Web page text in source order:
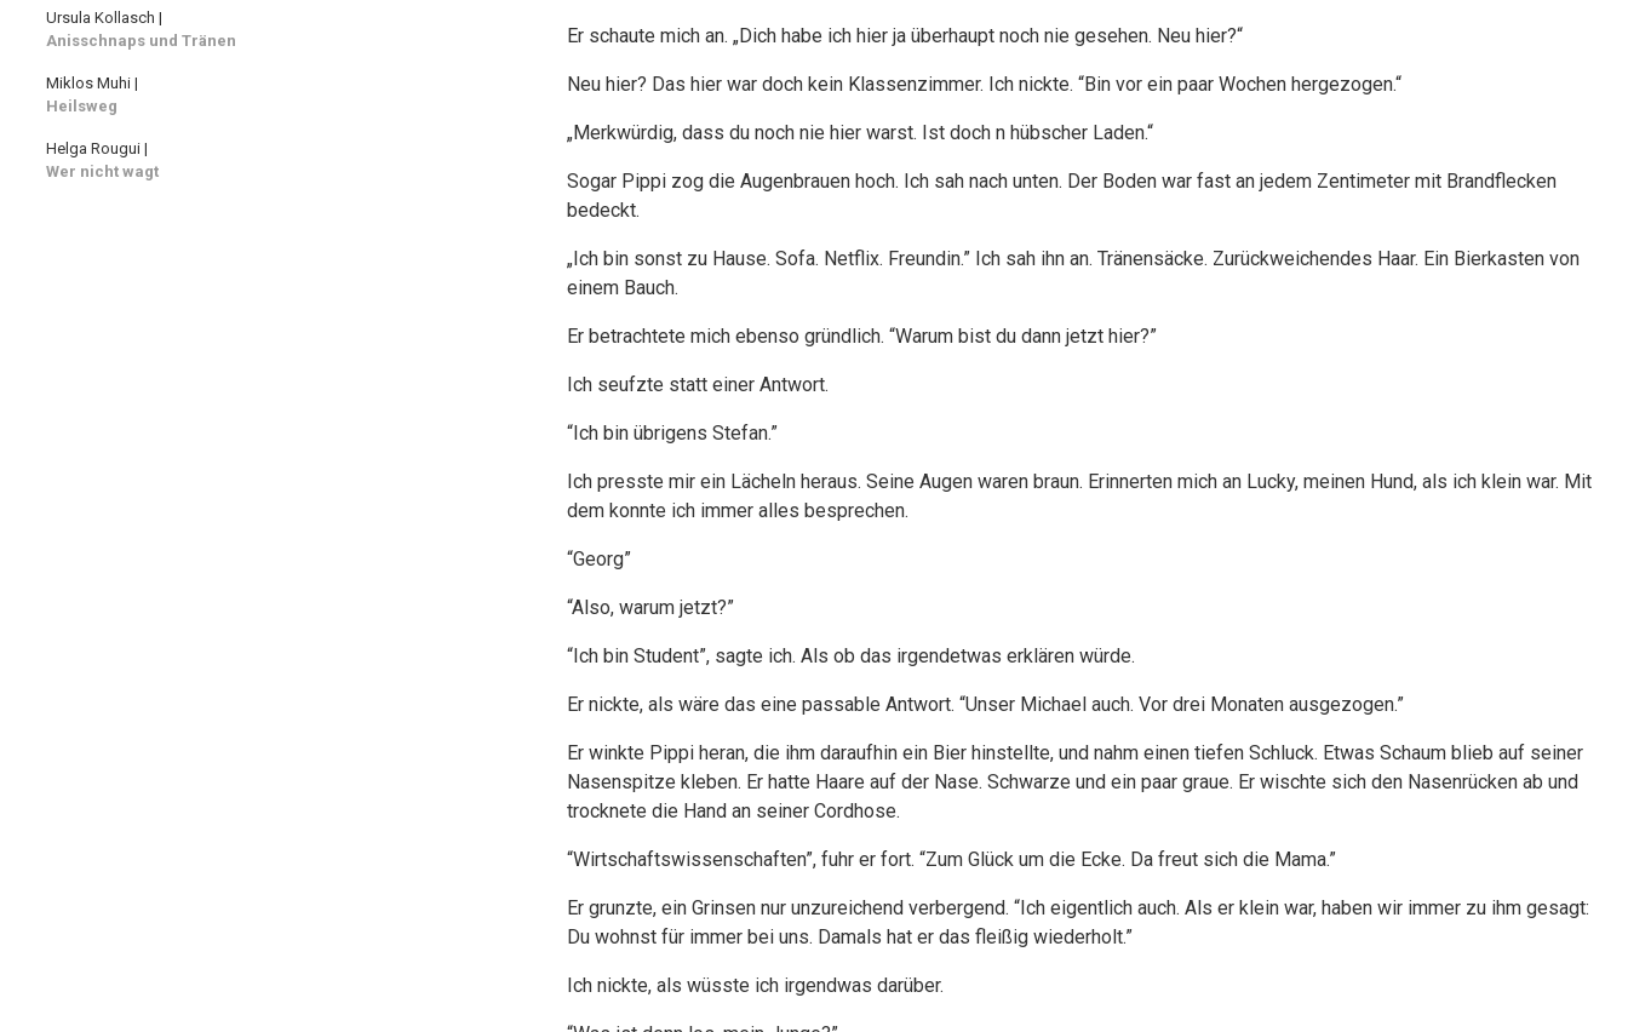
Er schaute mich an. „Dich habe ich hier ja überhaupt noch nie gesehen. Neu hier?“
Neu hier? Das hier war doch kein Klassenzimmer. Ich nickte. “Bin vor ein paar Wochen hergezogen.“
„Merkwürdig, dass du noch nie hier warst. Ist doch n hübscher Laden.“
Sogar Pippi zog die Augenbrauen hoch. Ich sah nach unten. Der Boden war fast an jedem Zentimeter mit Brandflecken
bedeckt.
„Ich bin sonst zu Hause. Sofa. Netflix. Freundin.” Ich sah ihn an. Tränensäcke. Zurückweichendes Haar. Ein Bierkasten von
einem Bauch.
Er betrachtete mich ebenso gründlich. “Warum bist du dann jetzt hier?”
Ich seufzte statt einer Antwort.
“Ich bin übrigens Stefan.”
Ich presste mir ein Lächeln heraus. Seine Augen waren braun. Erinnerten mich an Lucky, meinen Hund, als ich klein war. Mit
dem konnte ich immer alles besprechen.
“Georg”
“Also, warum jetzt?”
“Ich bin Student”, sagte ich. Als ob das irgendetwas erklären würde.
Er nickte, als wäre das eine passable Antwort. “Unser Michael auch. Vor drei Monaten ausgezogen.”
Er winkte Pippi heran, die ihm daraufhin ein Bier hinstellte, und nahm einen tiefen Schluck. Etwas Schaum blieb auf seiner
Nasenspitze kleben. Er hatte Haare auf der Nase. Schwarze und ein paar graue. Er wischte sich den Nasenrücken ab und
trocknete die Hand an seiner Cordhose.
“Wirtschaftswissenschaften”, fuhr er fort. “Zum Glück um die Ecke. Da freut sich die Mama.”
Er grunzte, ein Grinsen nur unzureichend verbergend. “Ich eigentlich auch. Als er klein war, haben wir immer zu ihm gesagt:
Du wohnst für immer bei uns. Damals hat er das fleißig wiederholt.”
Ich nickte, als wüsste ich irgendwas darüber.
Ursula Kollasch |
Anisschnaps und Tränen
Miklos Muhi |
Heilsweg
Helga Rougui |
Wer nicht wagt